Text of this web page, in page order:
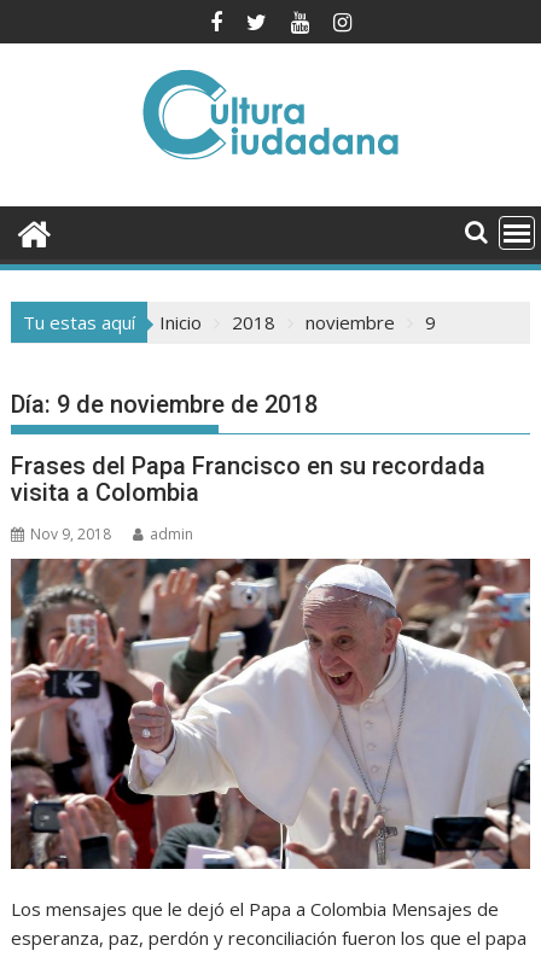
al
Tu estas aquí Inicio 2018 noviembre 9
Día: 9 de noviembre de 2018
Frases del Papa Francisco en su recordada
visita a Colombia
Nov 9, 2018 admin
Los mensajes que le dejó el Papa a Colombia Mensajes de
esperanza, paz, perdón y reconciliación fueron los que el papa